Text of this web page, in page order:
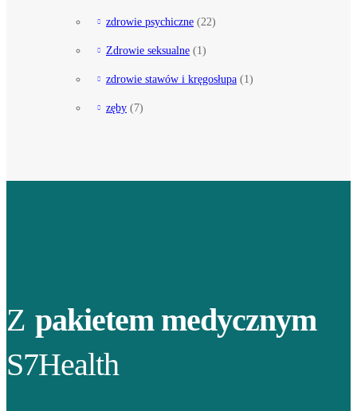
zdrowie psychiczne (22)
Zdrowie seksualne (1)
zdrowie stawów i kręgosłupa (1)
zęby (7)
Z pakietem medycznym
S7Health